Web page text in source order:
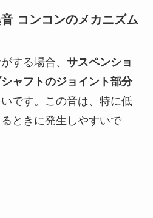
コンコンのメカニズム
する場合、 サスペンショ
ャフトのジョイント部分
です。この音は、特に低
ときに発生しやすいで